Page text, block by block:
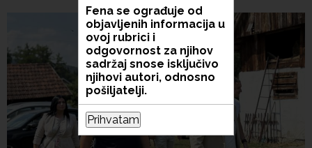
Fena se ograđuje od
objavljenih informacija u
ovoj rubrici i
odgovornost za njihov
sadržaj snose isključivo
njihovi autori, odnosno
pošiljatelji.
Prihvatam